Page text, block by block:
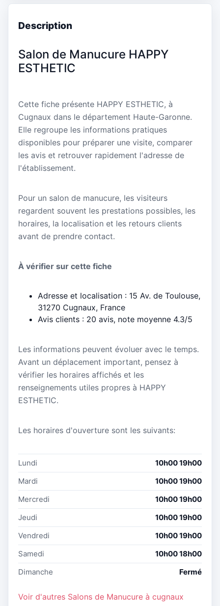
Description
Salon de Manucure HAPPY
ESTHETIC
Cette fiche présente HAPPY ESTHETIC, à
Cugnaux dans le département Haute-Garonne.
Elle regroupe les informations pratiques
disponibles pour préparer une visite, comparer
les avis et retrouver rapidement l'adresse de
l'établissement.
Pour un salon de manucure, les visiteurs
regardent souvent les prestations possibles, les
horaires, la localisation et les retours clients
avant de prendre contact.
À vérifier sur cette fiche
Adresse et localisation : 15 Av. de Toulouse,
31270 Cugnaux, France
Avis clients : 20 avis, note moyenne 4.3/5
Les informations peuvent évoluer avec le temps.
Avant un déplacement important, pensez à
vérifier les horaires affichés et les
renseignements utiles propres à HAPPY
ESTHETIC.
Les horaires d'ouverture sont les suivants:
Lundi
10h00 19h00
Mardi
10h00 19h00
Mercredi
10h00 19h00
Jeudi
10h00 19h00
Vendredi
10h00 19h00
Samedi
10h00 18h00
Dimanche
Fermé
Voir d'autres Salons de Manucure à cugnaux